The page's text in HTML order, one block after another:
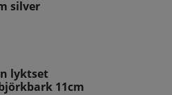
silver
lyktset
11cm